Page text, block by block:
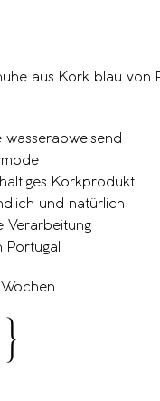
aus Kork blau von
wasserabweisend
Korkprodukt
und natürlich
Verarbeitung
Portugal